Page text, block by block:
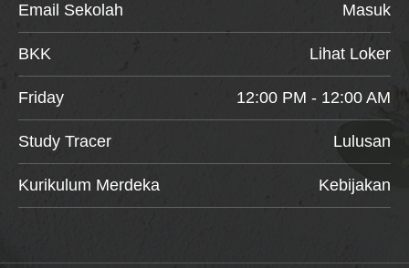
Email Sekolah Masuk
BKK Lihat Loker
Friday 12:00 PM - 12:00 AM
Study Tracer Lulusan
Kurikulum Merdeka Kebijakan